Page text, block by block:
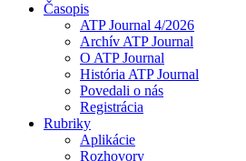
Časopis
ATP Journal 4/2026
Archív ATP Journal
O ATP Journal
História ATP Journal
Povedali o nás
Registrácia
Rubriky
Aplikácie
Rozhovory